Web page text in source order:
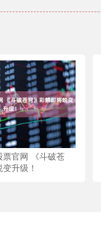
官网 《斗破苍
升级！